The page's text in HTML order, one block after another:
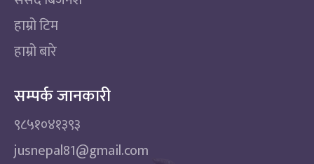
हाम्रो टिम
हाम्रो बारे
सम्पर्क जानकारी
९८५१०४१३९३
jusnepal81@gmail.com